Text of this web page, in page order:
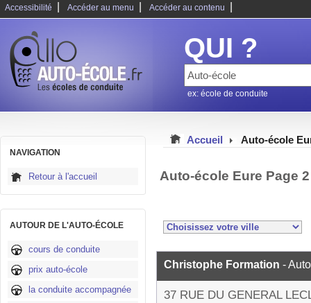
Accessibilité Accéder au menu Accéder au contenu
QUI ?
ex: école de conduite
NAVIGATION
Retour à l'accueil
AUTOUR DE L'AUTO-ÉCOLE
cours de conduite
prix auto-école
la conduite accompagnée
Accueil Auto-école
Auto-école Eure Page 2
Christophe Formation -
37 RUE DU GENERAL